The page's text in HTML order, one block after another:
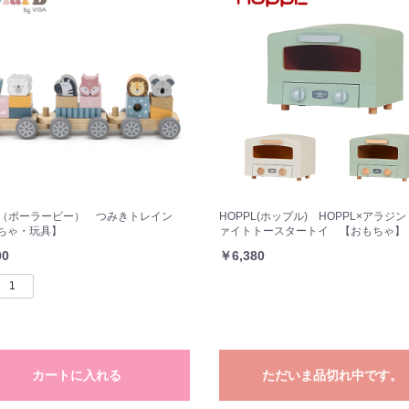
ポーラービー） つみきトレイン
ゃ・玩具】
カートに入れる
HOPPL(ホップル) HOPPL×アラジン
ァイトトースタートイ 【おもちゃ】
￥6,380
ただいま品切れ中です。